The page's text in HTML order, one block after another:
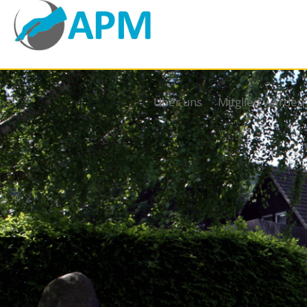
Über uns Mitglied werden